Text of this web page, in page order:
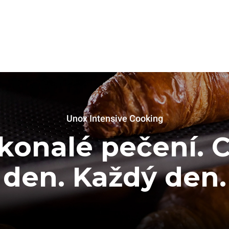
Unox Intensive Cooking
pečení.
den. Každý den.